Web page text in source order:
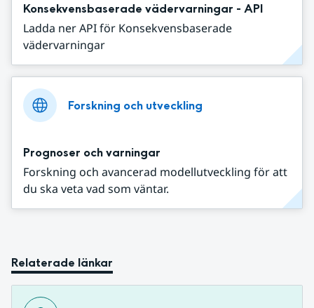
Konsekvensbaserade vädervarningar - API
Ladda ner API för Konsekvensbaserade
vädervarningar
Forskning och utveckling
Prognoser och varningar
Forskning och avancerad modellutveckling för att
du ska veta vad som väntar.
Relaterade länkar